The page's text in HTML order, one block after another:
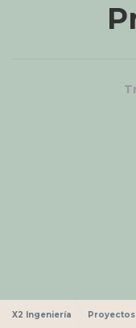
X2 Ingeniería Proyectos